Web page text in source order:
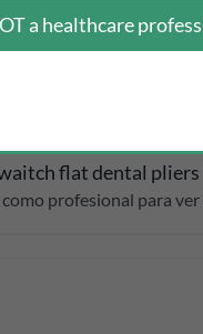
flat dental pliers
profesional para
a healthcare